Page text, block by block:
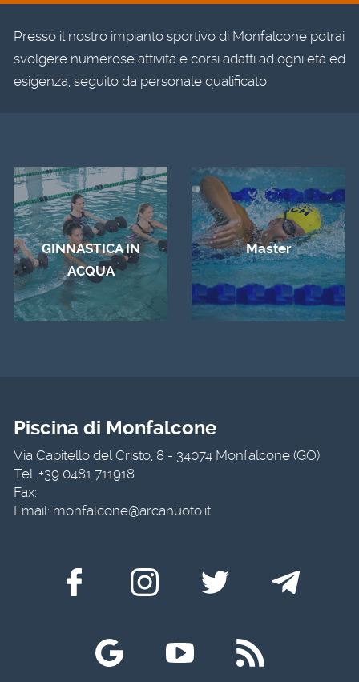
Presso il nostro impianto sportivo di Monfalcone potrai
svolgere numerose attività e corsi adatti ad ogni età ed
esigenza, seguito da personale qualificato.
GINNASTICA IN
ACQUA
Master
Piscina di Monfalcone
Via Capitello del Cristo, 8 - 34074 Monfalcone (GO)
Tel. +39 0481 711918
Fax:
Email: monfalcone@arcanuoto.it